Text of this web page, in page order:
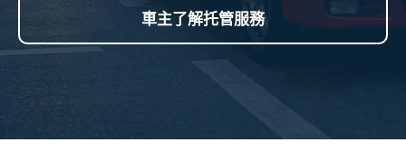
車主了解托管服務